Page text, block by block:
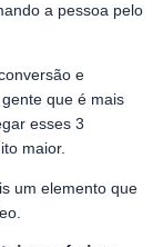
a pessoa pelo
e
que é mais
esses 3
maior.
um elemento que